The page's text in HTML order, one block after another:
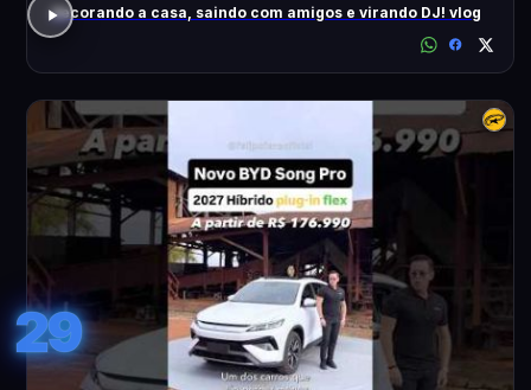
decorando a casa, saindo com amigos e virando DJ! vlog
29